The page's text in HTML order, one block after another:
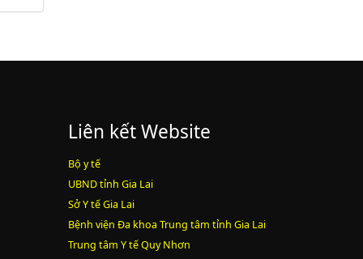
Liên kết Website
Bộ y tế
UBND tỉnh Gia Lai
Sở Y tế Gia Lai
Bệnh viện Đa khoa Trung tâm tỉnh Gia Lai
Trung tâm Y tế Quy Nhơn